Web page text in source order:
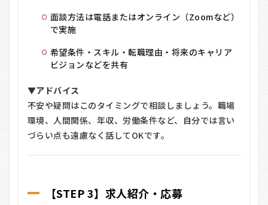
面談方法は電話またはオンライン（Zoomなど）
で実施
希望条件・スキル・転職理由・将来のキャリア
ビジョンなどを共有
▼アドバイス
不安や疑問はこのタイミングで相談しましょう。職場
環境、人間関係、年収、労働条件など、自分では言い
づらい点も遠慮なく話してOKです。
【STEP 3】求人紹介・応募